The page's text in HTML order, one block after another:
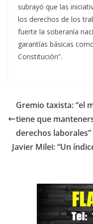
subrayó que las
los derechos de los
fuerte la soberanía
garantías básicas
Constitución”.
Gremio taxista: “el
tiene que
derechos laborales”
Javier Milei: “Un